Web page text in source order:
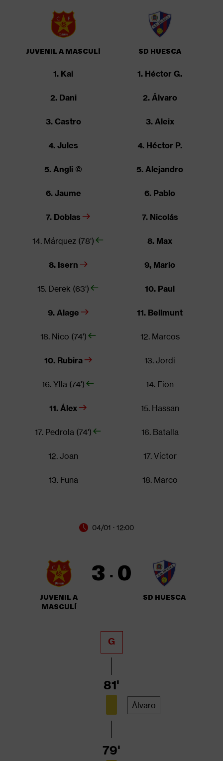
JUVENIL A MASCULÍ
1. Kai
2. Dani
3. Castro
4. Jules
5. Angli ©
6. Jaume
7. Doblas
14. Márquez (78')
8. Isern
15. Derek (63')
9. Alage
18. Nico (74')
10. Rubira
16. Ylla (74')
11. Álex
17. Pedrola (74')
12. Joan
13. Funa
SD HUESCA
1. Héctor G.
2. Álvaro
3. Aleix
4. Héctor P.
5. Alejandro
6. Pablo
7. Nicolás
8. Max
9, Mario
10. Paul
11. Bellmunt
12. Marcos
13. Jordi
14. Fion
15. Hassan
16. Batalla
17. Víctor
18. Marco
04/01 · 12:00
JUVENIL A
MASCULÍ
3 · 0
SD HUESCA
G
Álvaro
81'
79'